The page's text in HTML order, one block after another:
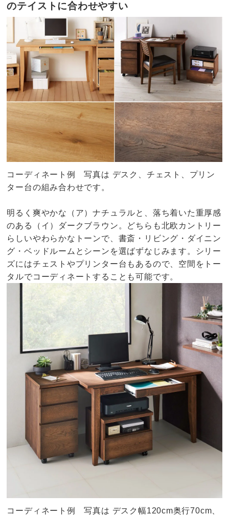
のテイストに合わせやすい
コーディネート例 写真は デスク、チェスト、プリン
ター台の組み合わせです。
明るく爽やかな（ア）ナチュラルと、落ち着いた重厚感
のある（イ）ダークブラウン。どちらも北欧カントリー
らしいやわらかなトーンで、書斎・リビング・ダイニン
グ・ベッドルームとシーンを選ばずなじみます。シリー
ズにはチェストやプリンター台もあるので、空間をトー
タルでコーディネートすることも可能です。
コーディネート例 写真は デスク幅120cm奥行70cm、